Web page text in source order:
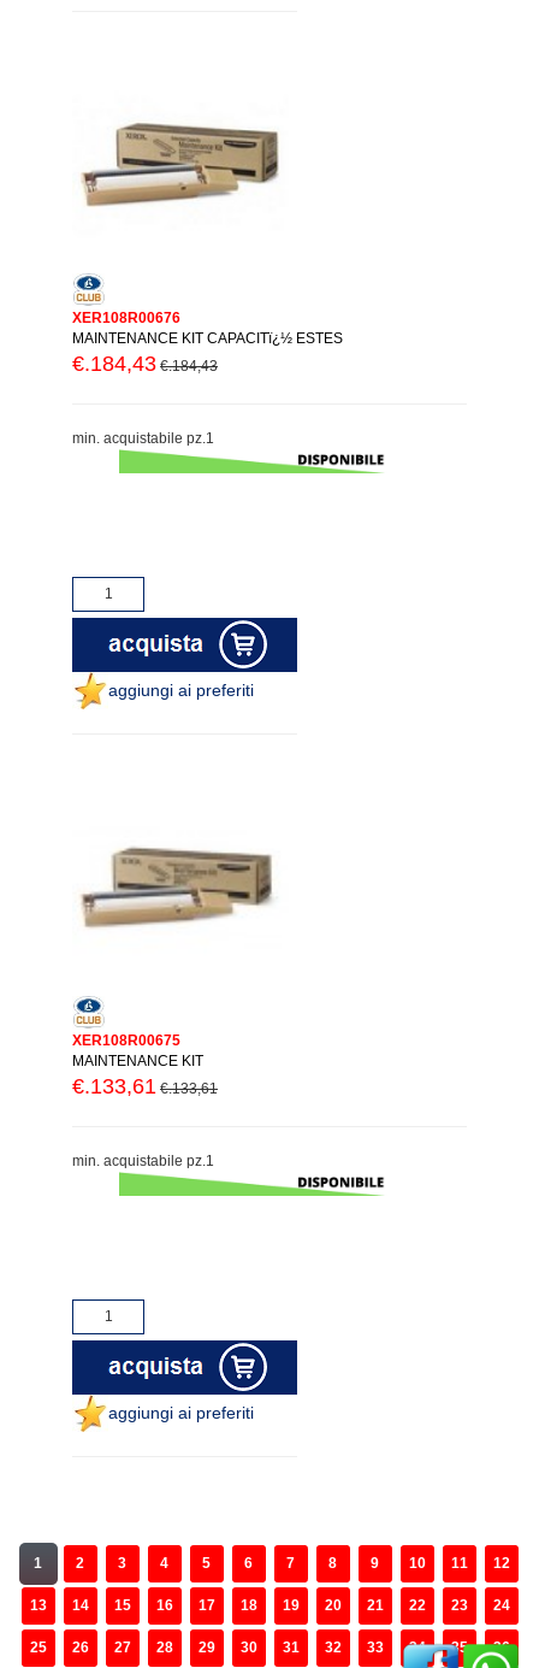
XER108R00676
MAINTENANCE KIT CAPACITï¿½ ESTES
€.184,43 €.184,43
min. acquistabile pz.1
aggiungi ai preferiti
XER108R00675
MAINTENANCE KIT
€.133,61 €.133,61
min. acquistabile pz.1
aggiungi ai preferiti
1 2 3 4 5 6 7 8 9 10 11 12
13 14 15 16 17 18 19 20 21 22 23 24
25 26 27 28 29 30 31 32 33 34 35 36